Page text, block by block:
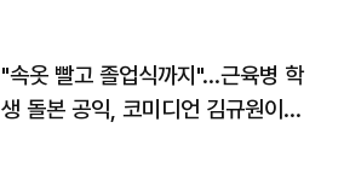
"속옷 빨고 졸업식까지"…근육병 학
생 돌본 공익, 코미디언 김규원이었